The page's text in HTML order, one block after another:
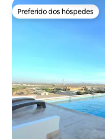
Preferido dos hóspedes
Preferido dos hóspedes